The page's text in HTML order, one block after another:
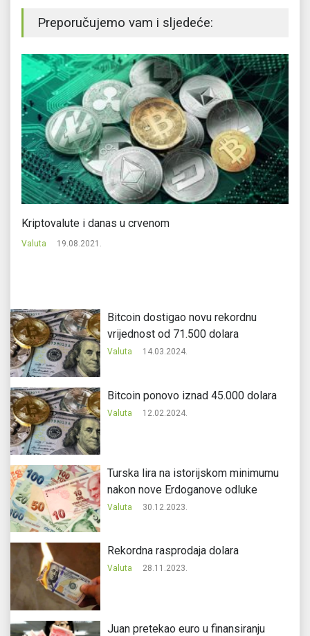
Preporučujemo vam i sljedeće:
Kriptovalute i danas u crvenom
Valuta 19.08.2021.
Bitcoin dostigao novu rekordnu
vrijednost od 71.500 dolara
Valuta 14.03.2024.
Bitcoin ponovo iznad 45.000 dolara
Valuta 12.02.2024.
Turska lira na istorijskom minimumu
nakon nove Erdoganove odluke
Valuta 30.12.2023.
Rekordna rasprodaja dolara
Valuta 28.11.2023.
Juan pretekao euro u finansiranju